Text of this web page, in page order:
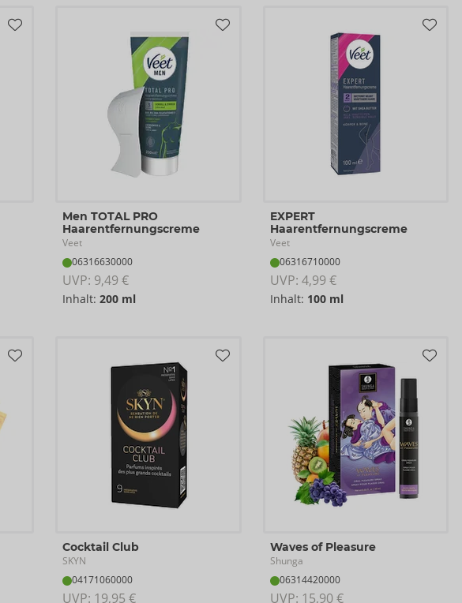
Men TOTAL PRO
Haarentfernungscreme
Veet
06316630000
UVP: 9,49 €
Inhalt: 200 ml
EXPERT
Haarentfernungscreme
Veet
06316710000
UVP: 4,99 €
Inhalt: 100 ml
Cocktail Club
SKYN
04171060000
UVP: 19,95 €
Waves of Pleasure
Shunga
06314420000
UVP: 15,90 €